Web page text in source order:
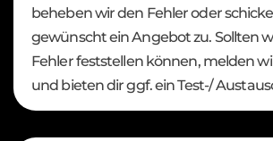
beheben wir den Fehler oder
gewünscht ein Angebot zu. Sollten
Fehler feststellen können, melden
und bieten dir ggf. ein Test-/